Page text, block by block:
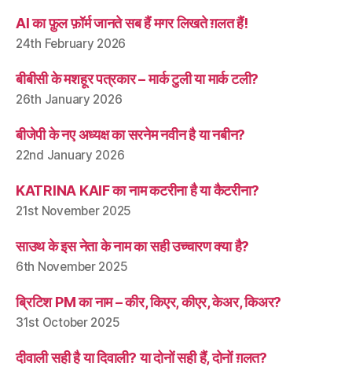
AI का फ़ुल फ़ॉर्म जानते सब हैं मगर लिखते ग़लत हैं!
24th February 2026
बीबीसी के मशहूर पत्रकार – मार्क टुली या मार्क टली?
26th January 2026
बीजेपी के नए अध्यक्ष का सरनेम नवीन है या नबीन?
22nd January 2026
KATRINA KAIF का नाम कटरीना है या कैटरीना?
21st November 2025
साउथ के इस नेता के नाम का सही उच्चारण क्या है?
6th November 2025
ब्रिटिश PM का नाम – कीर, किएर, कीएर, केअर, किअर?
31st October 2025
दीवाली सही है या दिवाली? या दोनों सही हैं, दोनों ग़लत?